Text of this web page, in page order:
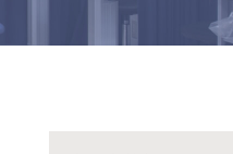
予防接種
緑内障レーザー
（SLT）